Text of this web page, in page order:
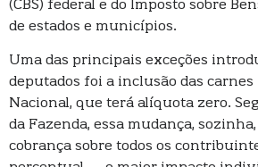
(CBS) federal e do Imposto sobre
de estados e municípios.
Uma das principais exceções
deputados foi a inclusão das carnes
Nacional, que terá alíquota zero.
da Fazenda, essa mudança,
cobrança sobre todos os